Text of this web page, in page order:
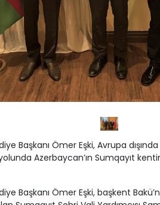
Başkanı Ömer Eşki, Avrupa
Azerbaycan’ın Sumqayıt
Başkanı Ömer Eşki, başkent